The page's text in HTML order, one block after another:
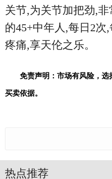
关节,为关节加把劲,
的45+中年人,每日2次
疼痛,享天伦之乐。
免责声明：市场有风险，
买卖依据。
热点推荐